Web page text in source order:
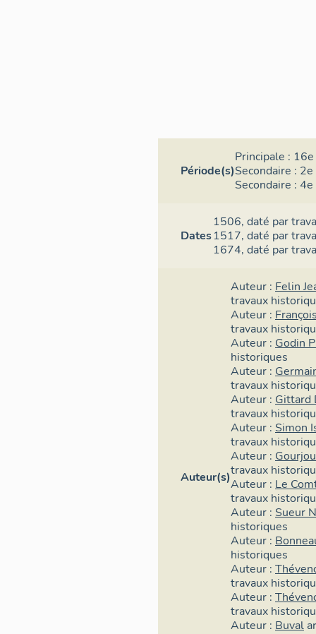
Période(s)
Principale :
Secondaire :
Secondaire : 4e
Dates
1506,daté par
1517,daté par
1674,daté par
Auteur(s)
Auteur : Felin
travaux
Auteur :
travaux
Auteur : Godin
historiques
Auteur :
travaux
Auteur : Gittard
travaux
Auteur : Simon
travaux
Auteur :
travaux
Auteur : Le
travaux
Auteur : Sueur
historiques
Auteur :
historiques
Auteur :
travaux
Auteur :
travaux
Auteur : Buval